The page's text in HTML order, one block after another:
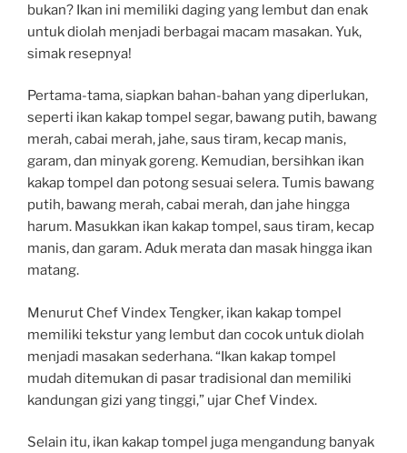
bukan? Ikan ini memiliki daging yang lembut dan enak
untuk diolah menjadi berbagai macam masakan. Yuk,
simak resepnya!
Pertama-tama, siapkan bahan-bahan yang diperlukan,
seperti ikan kakap tompel segar, bawang putih, bawang
merah, cabai merah, jahe, saus tiram, kecap manis,
garam, dan minyak goreng. Kemudian, bersihkan ikan
kakap tompel dan potong sesuai selera. Tumis bawang
putih, bawang merah, cabai merah, dan jahe hingga
harum. Masukkan ikan kakap tompel, saus tiram, kecap
manis, dan garam. Aduk merata dan masak hingga ikan
matang.
Menurut Chef Vindex Tengker, ikan kakap tompel
memiliki tekstur yang lembut dan cocok untuk diolah
menjadi masakan sederhana. “Ikan kakap tompel
mudah ditemukan di pasar tradisional dan memiliki
kandungan gizi yang tinggi,” ujar Chef Vindex.
Selain itu, ikan kakap tompel juga mengandung banyak